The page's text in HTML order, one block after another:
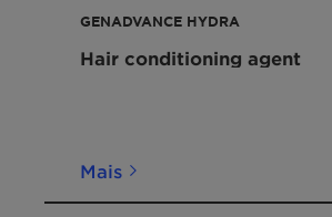
Hair smoothing
GENADVANCE HYDRA
Hair conditioning agent
Mais